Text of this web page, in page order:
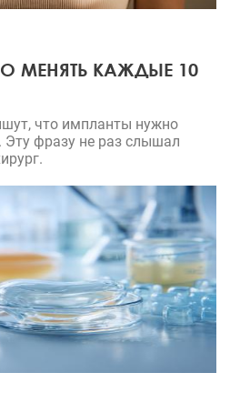
МЕНЯТЬ КАЖДЫЕ 10
что импланты нужно
фразу не раз слышал